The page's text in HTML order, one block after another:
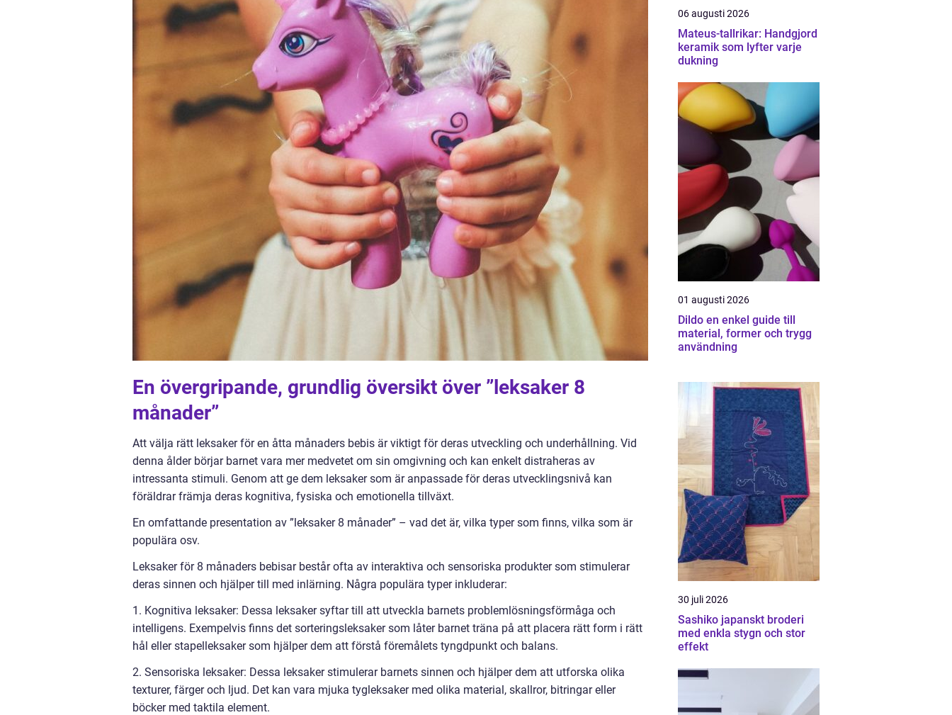
En övergripande, grundlig översikt över ”leksaker 8
månader”
Att välja rätt leksaker för en åtta månaders bebis är viktigt för deras utveckling och underhållning. Vid
denna ålder börjar barnet vara mer medvetet om sin omgivning och kan enkelt distraheras av
intressanta stimuli. Genom att ge dem leksaker som är anpassade för deras utvecklingsnivå kan
föräldrar främja deras kognitiva, fysiska och emotionella tillväxt.
En omfattande presentation av ”leksaker 8 månader” – vad det är, vilka typer som finns, vilka som är
populära osv.
Leksaker för 8 månaders bebisar består ofta av interaktiva och sensoriska produkter som stimulerar
deras sinnen och hjälper till med inlärning. Några populära typer inkluderar:
1. Kognitiva leksaker: Dessa leksaker syftar till att utveckla barnets problemlösningsförmåga och
intelligens. Exempelvis finns det sorteringsleksaker som låter barnet träna på att placera rätt form i rätt
hål eller stapelleksaker som hjälper dem att förstå föremålets tyngdpunkt och balans.
2. Sensoriska leksaker: Dessa leksaker stimulerar barnets sinnen och hjälper dem att utforska olika
texturer, färger och ljud. Det kan vara mjuka tygleksaker med olika material, skallror, bitringar eller
böcker med taktila element.
06 augusti 2026
Mateus-tallrikar: Handgjord
keramik som lyfter varje
dukning
01 augusti 2026
Dildo en enkel guide till
material, former och trygg
användning
30 juli 2026
Sashiko japanskt broderi
med enkla stygn och stor
effekt